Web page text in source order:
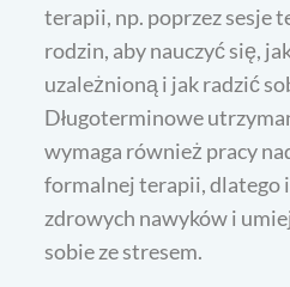
terapii, np. poprzez sesje
rodzin, aby nauczyć się,
uzależnioną i jak radzić
Długoterminowe
wymaga również pracy
formalnej terapii, dlatego
zdrowych nawyków i
sobie ze stresem.